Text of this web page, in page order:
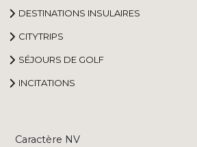
DESTINATIONS INSULAIRES
CITYTRIPS
SÉJOURS DE GOLF
INCITATIONS
Caractère NV